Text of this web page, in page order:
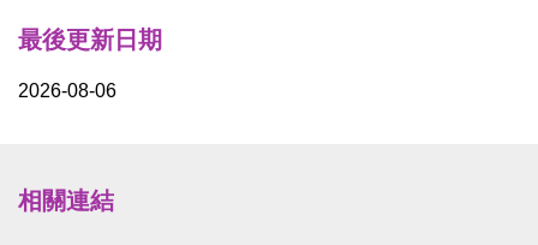
最後更新日期
2026-08-06
相關連結